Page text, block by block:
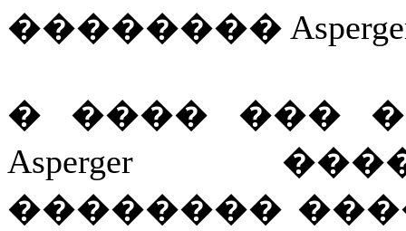
��������
� ���� ���
Asperger
��������